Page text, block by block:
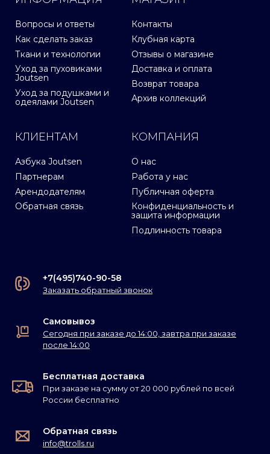
Вопросы и ответы
Как сделать заказ
Ткани и технологии
Уход за пуховиками
Joutsen
Уход за подушками и
одеялами Joutsen
Контакты
Клубная карта
Отзывы о магазине
Доставка и оплата
Возврат товара
Архив коллекций
КЛИЕНТАМ
Азбука Joutsen
Партнерам
Арендодателям
Обратная связь
КОМПАНИЯ
О нас
Работа у нас
Публичная оферта
Конфиденциальность и
защита информации
Подлинность товара
+7(495)740-90-58
Заказать обратный звонок
Самовывоз
Сегодня при заказе до 14:00, завтра при заказе
после 14:00
Бесплатная доставка
При заказе на сумму от 20 000 рублей по всей
России бесплатно
Обратная связь
info@trolls.ru